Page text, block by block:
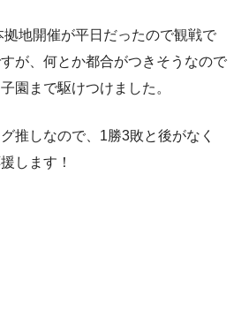
地開催が平日だったので観戦で
が、何とか都合がつきそうなので
園まで駆けつけました。
推しなので、1勝3敗と後がなく
します！